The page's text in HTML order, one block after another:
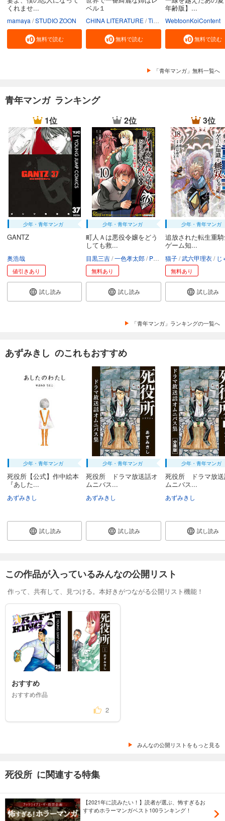
くれませ...
mamaya STUDIO ZOON
無料で読む
ベル１
CHINA LITERATURE Tiankongshu Mangongchang
無料で読む
年齢版】...
WebtoonKoiContent
無料で読む
「青年マンガ」無料一覧へ
青年マンガ ランキング
1位
少年・青年マンガ
GANTZ
奥浩哉
値引きあり
試し読み
2位
少年・青年マンガ
町人Ａは悪役令嬢をどう
しても救...
目黒三吉 一色孝太郎 Parum
無料あり
試し読み
3位
少年・青年マンガ
追放された転生重
ゲーム知...
猫子 武六甲理衣 じゃ
無料あり
試し読み
「青年マンガ」ランキングの一覧へ
あずみきし のこれもおすすめ
少年・青年マンガ
死役所【公式】作中絵本
『あした...
あずみきし
試し読み
少年・青年マンガ
死役所 ドラマ放送話オ
ムニバス...
あずみきし
試し読み
少年・青年マンガ
死役所 ドラマ放送
ムニバス...
あずみきし
試し読み
この作品が入っているみんなの公開リスト
作って、共有して、見つける。本好きがつながる公開リスト機能！
おすすめ
おすすめ作品
2
みんなの公開リストをもっと見る
死役所 に関連する特集
【2021年に読みたい！】読者が選ぶ、怖すぎるお
すすめホラーマンガベスト100ランキング！